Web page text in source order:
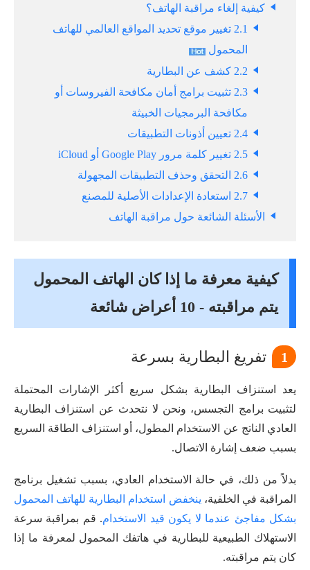
كيفية إلغاء مراقبة الهاتف؟
2.1 تغيير موقع تحديد المواقع العالمي للهاتف
المحمول
2.2 كشف عن البطارية
2.3 تثبيت برامج أمان مكافحة الفيروسات أو
مكافحة البرمجيات الخبيثة
2.4 تعيين أذونات التطبيقات
2.5 تغيير كلمة مرور Google Play أو iCloud
2.6 التحقق وحذف التطبيقات المجهولة
2.7 استعادة الإعدادات الأصلية للمصنع
الأسئلة الشائعة حول مراقبة الهاتف
كيفية معرفة ما إذا كان الهاتف المحمول
يتم مراقبته - 10 أعراض شائعة
1 تفريغ البطارية بسرعة
يعد استنزاف البطارية بشكل سريع أكثر الإشارات المحتملة
لتثبيت برامج التجسس، ونحن لا نتحدث عن استنزاف البطارية
العادي الناتج عن الاستخدام المطول، أو استنزاف الطاقة السريع
بسبب ضعف إشارة الاتصال.
بدلاً من ذلك، في حالة الاستخدام العادي، بسبب تشغيل برنامج
المراقبة في الخلفية، ينخفض استخدام البطارية للهاتف المحمول
بشكل مفاجئ عندما لا يكون قيد الاستخدام. قم بمراقبة سرعة
الاستهلاك الطبيعية للبطارية في هاتفك المحمول لمعرفة ما إذا
كان يتم مراقبته.